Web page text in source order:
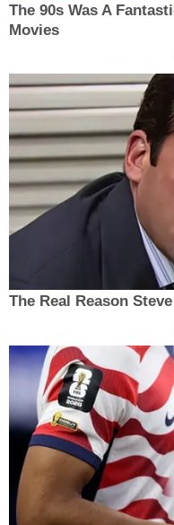
The 90s Was A
Movies
The Real Reason